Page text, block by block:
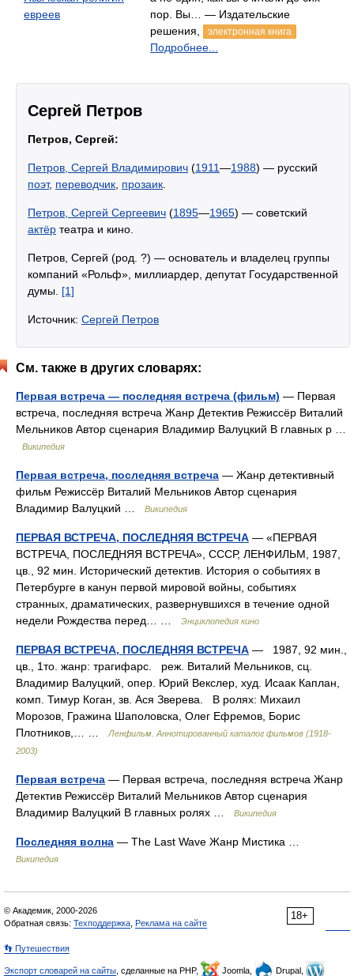
евреев
пор. Вы… — Издательские
решения,
электронная книга
Подробнее...
Сергей Петров
Петров, Сергей:
Петров, Сергей Владимирович (1911—1988) — русский
поэт, переводчик прозаик
Петров, Сергей Сергеевич (1895—1965) — советский
актёр театра и кино.
Петров, Сергей (род. ?) — основатель и владелец группы
компаний «Рольф», миллиардер, депутат Государственной
думы. [1]
Источник: Сергей Петров
См. также в других словарях:
Первая встреча — последняя встреча (фильм) — Первая
встреча, последняя встреча Жанр Детектив Режиссёр Виталий
Мельников Автор сценария Владимир Валуцкий В главных р …
Википедия
Первая встреча, последняя встреча — Жанр детективный
фильм Режиссёр Виталий Мельников Автор сценария
Владимир Валуцкий …
Википедия
ПЕРВАЯ ВСТРЕЧА, ПОСЛЕДНЯЯ ВСТРЕЧА — «ПЕРВАЯ
ВСТРЕЧА, ПОСЛЕДНЯЯ ВСТРЕЧА», СССР, ЛЕНФИЛЬМ, 1987,
цв., 92 мин. Исторический детектив. История о событиях в
Петербурге в канун первой мировой войны, событиях
странных, драматических, развернувшихся в течение одной
недели Рождества перед… …
Энциклопедия кино
ПЕРВАЯ ВСТРЕЧА, ПОСЛЕДНЯЯ ВСТРЕЧА — 1987, 92 мин.,
цв., 1то. жанр: трагифарс. реж. Виталий Мельников, сц.
Владимир Валуцкий, опер. Юрий Векслер, худ. Исаак Каплан,
комп. Тимур Коган, зв. Ася Зверева. В ролях: Михаил
Морозов, Гражина Шаполовска, Олег Ефремов, Борис
Плотников,… …
Ленфильм. Аннотированный каталог фильмов (1918-
2003)
Первая встреча — Первая встреча, последняя встреча Жанр
Детектив Режиссёр Виталий Мельников Автор сценария
Владимир Валуцкий В главных ролях …
Википедия
Последняя волна — The Last Wave Жанр Мистика …
Википедия
18+
© Академик, 2000-2026
Обратная связь: Техподдержка Реклама на сайте
👣 Путешествия
Экспорт словарей на сайты , сделанные на PHP, Joomla,
Drupal,